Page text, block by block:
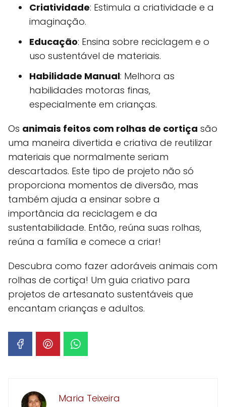
Criatividade: Estimula a criatividade e a
imaginação.
Educação: Ensina sobre reciclagem e o
uso sustentável de materiais.
Habilidade Manual: Melhora as
habilidades motoras finas,
especialmente em crianças.
Os animais feitos com rolhas de cortiça são
uma maneira divertida e criativa de reutilizar
materiais que normalmente seriam
descartados. Este tipo de projeto não só
proporciona momentos de diversão, mas
também ajuda a ensinar sobre a
importância da reciclagem e da
sustentabilidade. Então, reúna suas rolhas,
reúna a família e comece a criar!
Descubra como fazer adoráveis animais com
rolhas de cortiça! Um guia criativo para
projetos de artesanato sustentáveis que
encantam crianças e adultos.
Maria Teixeira